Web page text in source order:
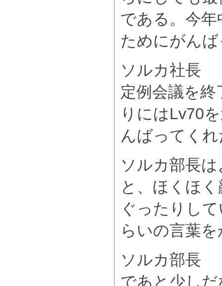
である。今
ためにがん
ソルカ社長
定例会議を
りにはLv70
んばってく
ソルカ部長
と、ほくほ
ぐったりし
らいの言葉
ソルカ部長
であと少し